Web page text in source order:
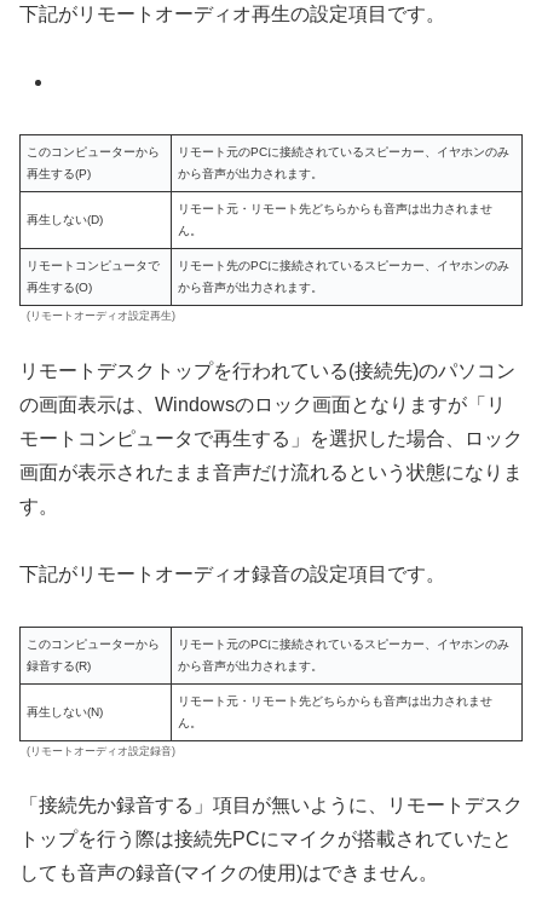
下記がリモートオーディオ再生の設定項目です。
このコンピューターから
再生する(P)
リモート元のPCに接続されているスピーカー、イヤホンのみ
から音声が出力されます。
再生しない(D)
リモート元・リモート先どちらからも音声は出力されませ
ん。
リモートコンピュータで
再生する(O)
リモート先のPCに接続されているスピーカー、イヤホンのみ
から音声が出力されます。
(リモートオーディオ設定再生)
リモートデスクトップを行われている(接続先)のパソコン
の画面表示は、Windowsのロック画面となりますが「リ
モートコンピュータで再生する」を選択した場合、ロック
画面が表示されたまま音声だけ流れるという状態になりま
す。
下記がリモートオーディオ録音の設定項目です。
このコンピューターから
録音する(R)
リモート元のPCに接続されているスピーカー、イヤホンのみ
から音声が出力されます。
再生しない(N)
リモート元・リモート先どちらからも音声は出力されませ
ん。
(リモートオーディオ設定録音)
「接続先か録音する」項目が無いように、リモートデスク
トップを行う際は接続先PCにマイクが搭載されていたと
しても音声の録音(マイクの使用)はできません。